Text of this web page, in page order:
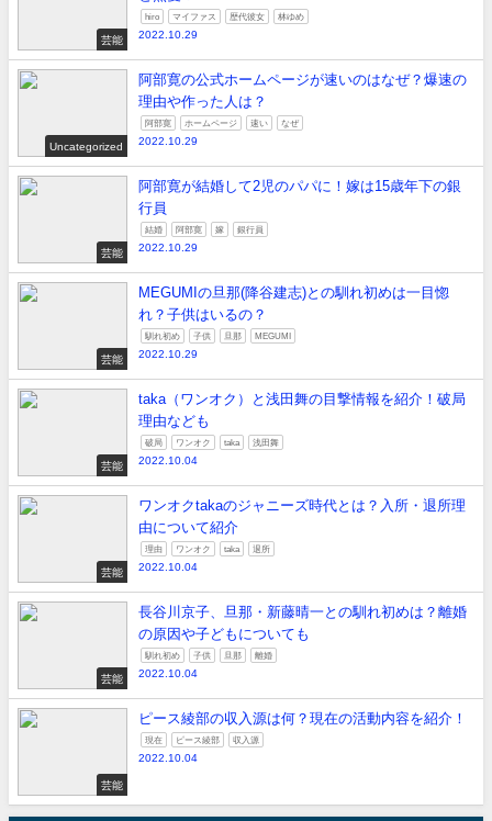
芸能
hiro マイファス 歴代彼女 林ゆめ
2022.10.29
Uncategorized
阿部寛の公式ホームページが速いのはなぜ？爆速の
理由や作った人は？
阿部寛 ホームページ 速い なぜ
2022.10.29
芸能
阿部寛が結婚して2児のパパに！嫁は15歳年下の銀
行員
結婚 阿部寛 嫁 銀行員
2022.10.29
芸能
MEGUMIの旦那(降谷建志)との馴れ初めは一目惚
れ？子供はいるの？
馴れ初め 子供 旦那 MEGUMI
2022.10.29
芸能
taka（ワンオク）と浅田舞の目撃情報を紹介！破局
理由なども
破局 ワンオク taka 浅田舞
2022.10.04
芸能
ワンオクtakaのジャニーズ時代とは？入所・退所理
由について紹介
理由 ワンオク taka 退所
2022.10.04
芸能
長谷川京子、旦那・新藤晴一との馴れ初めは？離婚
の原因や子どもについても
馴れ初め 子供 旦那 離婚
2022.10.04
芸能
ピース綾部の収入源は何？現在の活動内容を紹介！
現在 ピース綾部 収入源
2022.10.04